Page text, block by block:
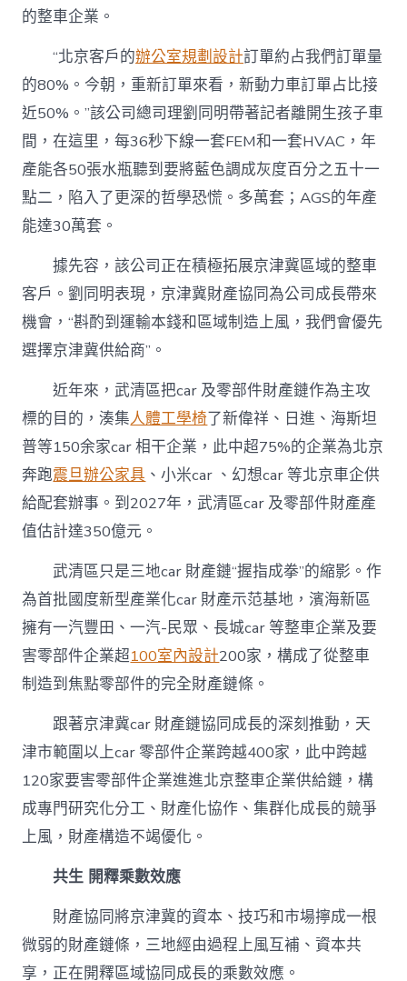
的整車企業。
“北京客戶的辦公室規劃設計訂單約占我們訂單量
的80%。今朝，重新訂單來看，新動力車訂單占比接
近50%。”該公司總司理劉同明帶著記者離開生孩子車
間，在這里，每36秒下線一套FEM和一套HVAC，年
產能各50張水瓶聽到要將藍色調成灰度百分之五十一
點二，陷入了更深的哲學恐慌。多萬套；AGS的年產
能達30萬套。
據先容，該公司正在積極拓展京津冀區域的整車
客戶。劉同明表現，京津冀財產協同為公司成長帶來
機會，“斟酌到運輸本錢和區域制造上風，我們會優先
選擇京津冀供給商”。
近年來，武清區把car 及零部件財產鏈作為主攻
標的目的，湊集人體工學椅了新偉祥、日進、海斯坦
普等150余家car 相干企業，此中超75%的企業為北京
奔跑震旦辦公家具 、小米car 、幻想car 等北京車企供
給配套辦事。到2027年，武清區car 及零部件財產產
值估計達350億元。
武清區只是三地car 財產鏈“握指成拳”的縮影。作
為首批國度新型產業化car 財產示范基地，濱海新區
擁有一汽豐田、一汽-民眾、長城car 等整車企業及要
害零部件企業超100室內設計200家，構成了從整車
制造到焦點零部件的完全財產鏈條。
跟著京津冀car 財產鏈協同成長的深刻推動，天
津市範圍以上car 零部件企業跨越400家，此中跨越
120家要害零部件企業進進北京整車企業供給鏈，構
成專門研究化分工、財產化協作、集群化成長的競爭
上風，財產構造不竭優化。
共生 開釋乘數效應
財產協同將京津冀的資本、技巧和市場擰成一根
微弱的財產鏈條，三地經由過程上風互補、資本共
享，正在開釋區域協同成長的乘數效應。